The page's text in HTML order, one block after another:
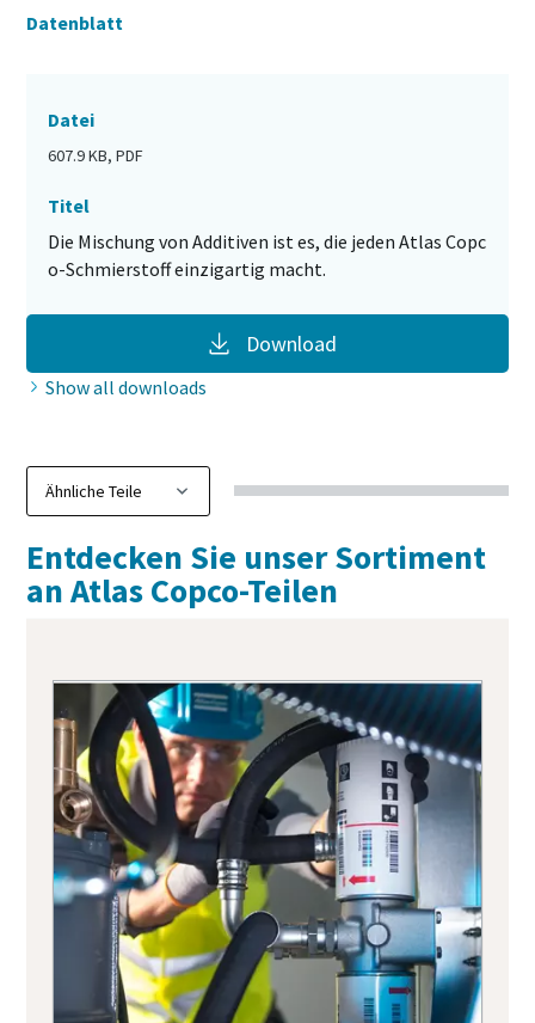
Datenblatt
Datei
607.9 KB, PDF
Titel
Die Mischung von Additiven ist es, die jeden Atlas Copc
o-Schmierstoff einzigartig macht.
Download
Show all downloads
Entdecken Sie unser Sortiment
an Atlas Copco-Teilen